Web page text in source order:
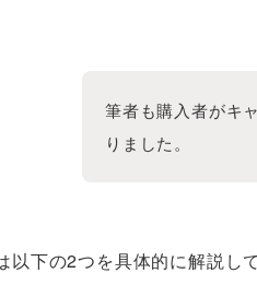
筆者も購入者がキ
りました。
以下の2つを具体的に解説し